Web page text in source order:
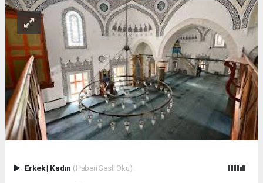
Erkek| Kadın (Haberi Sesli Oku)